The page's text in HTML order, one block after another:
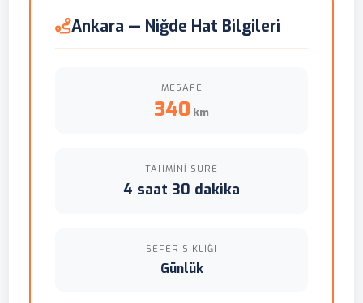
Ankara — Niğde Hat Bilgileri
MESAFE
340 km
TAHMINI SÜRE
4 saat 30 dakika
SEFER SIKLIĞI
Günlük